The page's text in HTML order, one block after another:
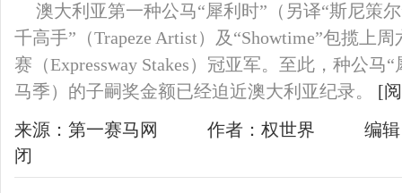
澳大利亚第一种公马“犀利时”（另译“斯尼策
千高手”（Trapeze Artist）及“Showtime”包揽上
赛（Expressway Stakes）冠亚军。至此，种公马
马季）的子嗣奖金额已经迫近澳大利亚纪录。 [
来源：第一赛马网
作者：权世界
编
闭